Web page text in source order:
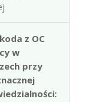
z OC
w
przy